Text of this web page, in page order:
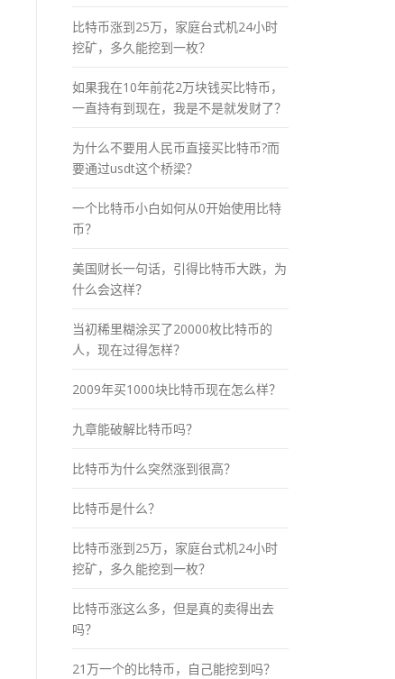
比特币涨到25万，家庭台式机24小时
挖矿，多久能挖到一枚？
如果我在10年前花2万块钱买比特币，
一直持有到现在，我是不是就发财了？
为什么不要用人民币直接买比特币?而
要通过usdt这个桥梁？
一个比特币小白如何从0开始使用比特
币？
美国财长一句话，引得比特币大跌，为
什么会这样？
当初稀里糊涂买了20000枚比特币的
人，现在过得怎样？
2009年买1000块比特币现在怎么样？
九章能破解比特币吗？
比特币为什么突然涨到很高？
比特币是什么？
比特币涨到25万，家庭台式机24小时
挖矿，多久能挖到一枚？
比特币涨这么多，但是真的卖得出去
吗？
21万一个的比特币，自己能挖到吗？